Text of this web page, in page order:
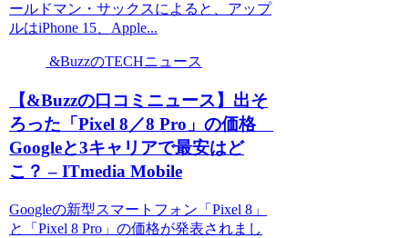
ールドマン・サックスによると、アップ
ルはiPhone 15、Apple...
&BuzzのTECHニュース
【&Buzzの口コミニュース】出そ
ろった「Pixel 8／8 Pro」の価格
Googleと3キャリアで最安はど
こ？ – ITmedia Mobile
Googleの新型スマートフォン「Pixel 8」
と「Pixel 8 Pro」の価格が発表されまし